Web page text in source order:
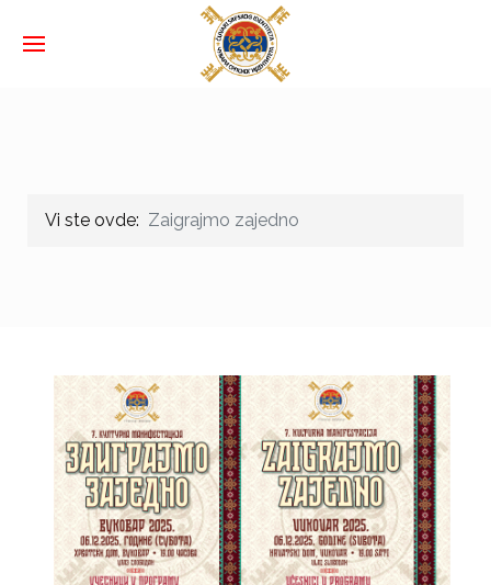
Vi ste ovde: Zaigrajmo zajedno